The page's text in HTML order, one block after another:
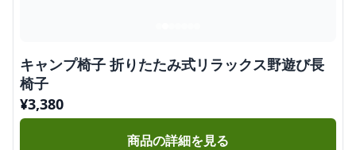
キャンプ椅子 折りたたみ式リラックス野遊び長
椅子
¥3,380
商品の詳細を見る